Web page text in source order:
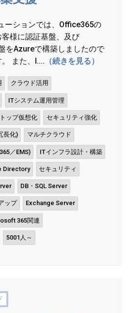
ーションでは、Office365の
様に認証基盤、及び
をAzureで構築しましたので
また、I.... （続きを見る）
クラウド活用
ITシステム運用管理
ップ仮想化 セキュリティ強化
長化) マルチクラウド
／EMS) ITインフラ設計・構築
Directory セキュリティ
DB・SQL Server
ップ Exchange Server
365関連
5001人～